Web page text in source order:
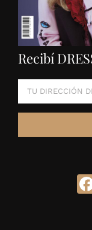
Recibí